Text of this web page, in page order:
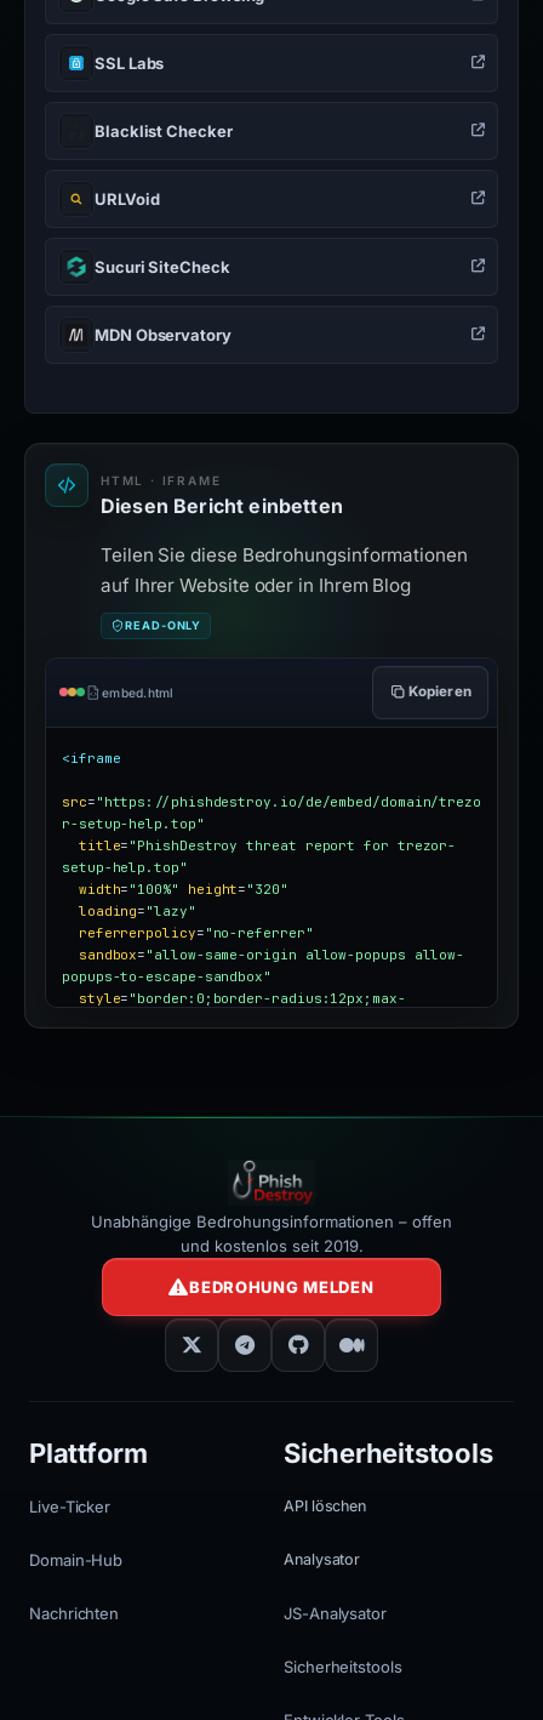
SSL Labs
Blacklist Checker
URLVoid
Sucuri SiteCheck
MDN Observatory
HTML · IFRAME
Diesen Bericht einbetten
Teilen Sie diese Bedrohungsinformationen
auf Ihrer Website oder in Ihrem Blog
READ-ONLY
embed.html Kopieren
<iframe
src= "https://phishdestroy.io/de/embed/domain/trezo
r-setup-help.top"
title= "PhishDestroy threat report for trezor-
setup-help.top"
width= "100%" height= "320"
loading= "lazy"
referrerpolicy= "no-referrer"
sandbox= "allow-same-origin allow-popups allow-
popups-to-escape-sandbox"
style= "border:0;border-radius:12px;max-
Unabhängige Bedrohungsinformationen – offen
und kostenlos seit 2019.
BEDROHUNG MELDEN
Plattform
Live-Ticker
Domain-Hub
Nachrichten
Sicherheitstools
API löschen
Analysator
JS-Analysator
Sicherheitstools